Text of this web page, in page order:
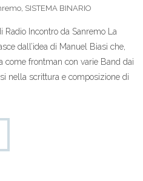
SISTEMA BINARIO
Radio Incontro da Sanremo La
dall’idea di Manuel Biasi che,
come frontman con varie Band dai
nella scrittura e composizione di